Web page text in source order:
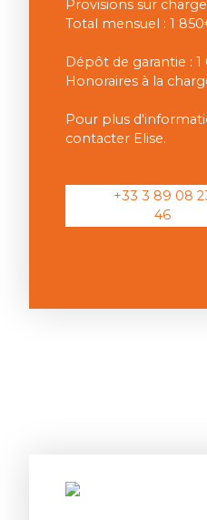
Provisions sur
Total mensuel : 1
Dépôt de garantie : 1
Honoraires à la
Pour plus
contacter Elise.
+33 3 89 08
46